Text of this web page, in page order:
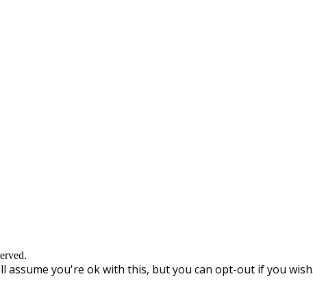
assume you're ok with this, but you can opt-out if you wish.